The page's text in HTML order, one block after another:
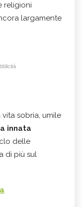
religioni
largamente
sobria, umile
innata
delle
di più sul